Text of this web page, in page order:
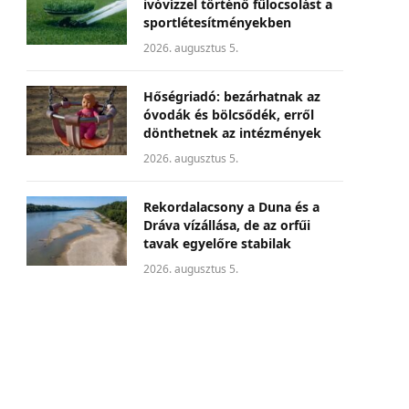
ivóvízzel történő fűlocsolást a
sportlétesítményekben
2026. augusztus 5.
Hőségriadó: bezárhatnak az
óvodák és bölcsődék, erről
dönthetnek az intézmények
2026. augusztus 5.
Rekordalacsony a Duna és a
Dráva vízállása, de az orfűi
tavak egyelőre stabilak
2026. augusztus 5.